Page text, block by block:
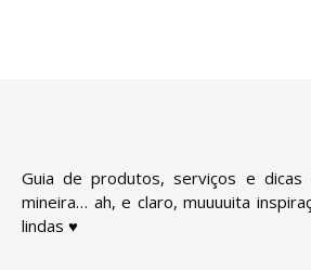
Guia de produtos, serviços e dicas
mineira… ah, e claro, muuuuita
lindas ♥